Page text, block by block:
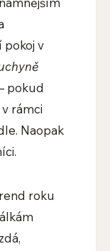
pokoj v
pokud
rámci
Naopak
roku